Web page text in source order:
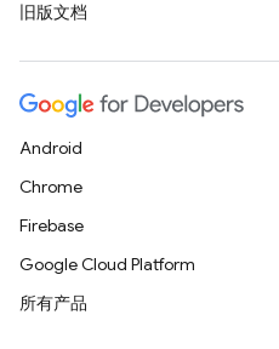
旧版文档
Android
Chrome
Firebase
Google Cloud Platform
所有产品